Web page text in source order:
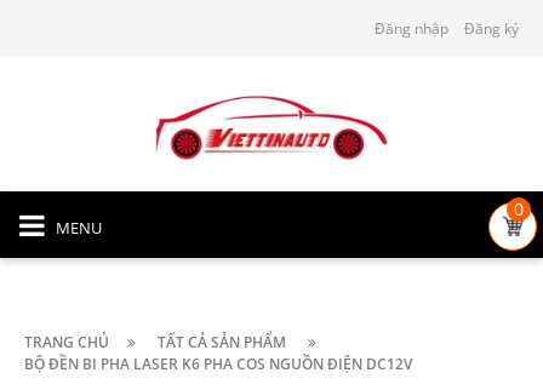
Đăng nhập Đăng ký
MENU
0
TRANG CHỦ
TẤT CẢ SẢN PHẨM
BỘ ĐỀN BI PHA LASER K6 PHA COS NGUỒN ĐIỆN DC12V